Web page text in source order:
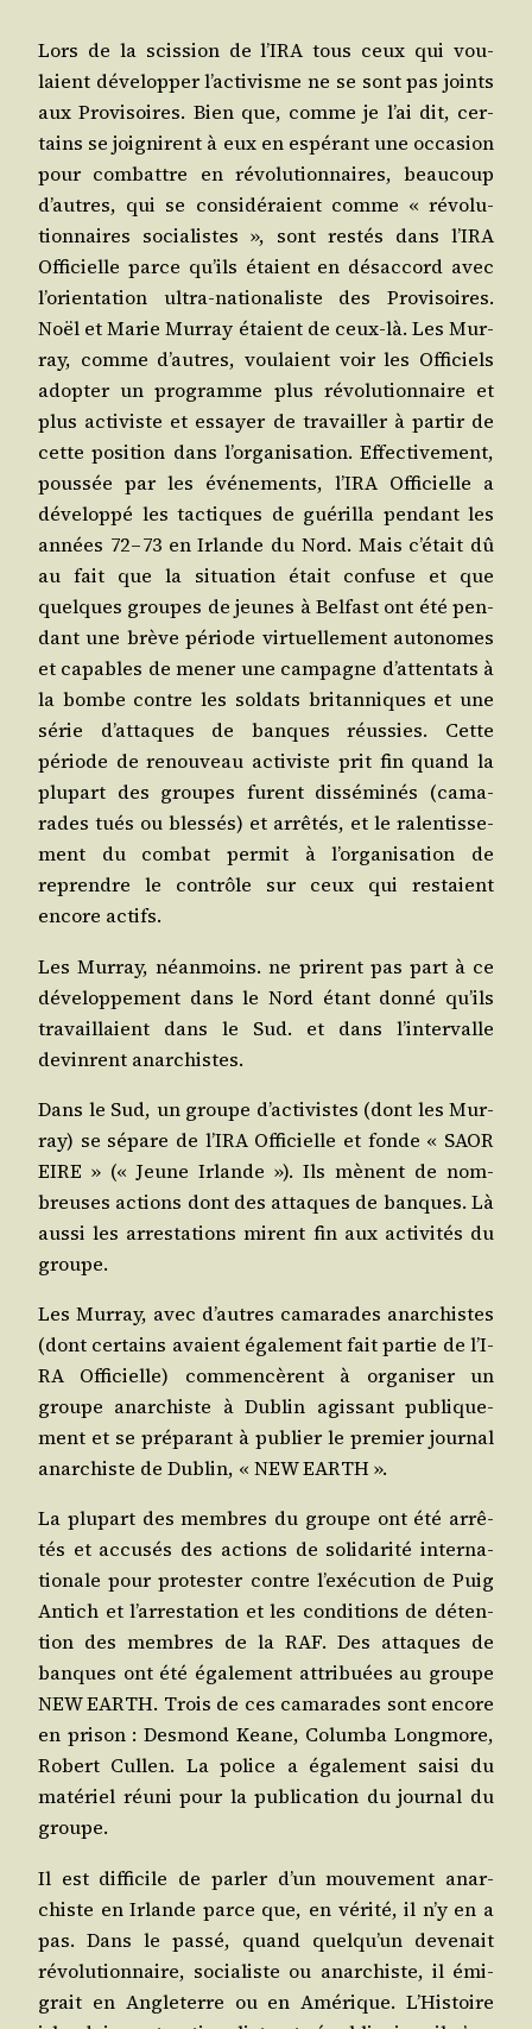
Lors de la scis­sion de l’I­RA tous ceux qui vou­
laient déve­lop­per l’ac­ti­visme ne se sont pas joints
aux Pro­vi­soires. Bien que, comme je l’ai dit, cer­
tains se joi­gnirent à eux en espé­rant une occa­sion
pour com­battre en révo­lu­tion­naires, beau­coup
d’autres, qui se consi­dé­raient comme « révo­lu­
tion­naires socia­listes », sont res­tés dans l’I­RA
Offi­cielle parce qu’ils étaient en désac­cord avec
l’o­rien­ta­tion ultra-natio­na­liste des Pro­vi­soires.
Noël et Marie Mur­ray étaient de ceux-là. Les Mur­
ray, comme d’autres, vou­laient voir les Offi­ciels
adop­ter un pro­gramme plus révo­lu­tion­naire et
plus acti­viste et essayer de tra­vailler à par­tir de
cette posi­tion dans l’or­ga­ni­sa­tion. Effec­ti­ve­ment,
pous­sée par les évé­ne­ments, l’I­RA Offi­cielle a
déve­lop­pé les tac­tiques de gué­rilla pen­dant les
années 72 – 73 en Irlande du Nord. Mais c’é­tait dû
au fait que la situa­tion était confuse et que
quelques groupes de jeunes à Bel­fast ont été pen­
dant une brève période vir­tuel­le­ment auto­nomes
et capables de mener une cam­pagne d’at­ten­tats à
la bombe contre les sol­dats bri­tan­niques et une
série d’at­taques de banques réus­sies. Cette
période de renou­veau acti­viste prit fin quand la
plu­part des groupes furent dis­sé­mi­nés (cama­
rades tués ou bles­sés) et arrê­tés, et le ralen­tis­se­
ment du com­bat per­mit à l’or­ga­ni­sa­tion de
reprendre le contrôle sur ceux qui res­taient
encore actifs.
Les Mur­ray, néan­moins. ne prirent pas part à ce
déve­lop­pe­ment dans le Nord étant don­né qu’ils
tra­vaillaient dans le Sud. et dans l’in­ter­valle
devinrent anarchistes.
Dans le Sud, un groupe d’ac­ti­vistes (dont les Mur­
ray) se sépare de l’I­RA Offi­cielle et fonde « SAOR
EIRE » (« Jeune Irlande »). Ils mènent de nom­
breuses actions dont des attaques de banques. Là
aus­si les arres­ta­tions mirent fin aux acti­vi­tés du
groupe.
Les Mur­ray, avec d’autres cama­rades anar­chistes
(dont cer­tains avaient éga­le­ment fait par­tie de l’I­
RA Offi­cielle) com­men­cèrent à orga­ni­ser un
groupe anar­chiste à Dublin agis­sant publi­que­
ment et se pré­pa­rant à publier le pre­mier jour­nal
anar­chiste de Dublin, « NEW EARTH ».
La plu­part des membres du groupe ont été arrê­
tés et accu­sés des actions de soli­da­ri­té inter­na­
tio­nale pour pro­tes­ter contre l’exé­cu­tion de Puig
Antich et l’ar­res­ta­tion et les condi­tions de déten­
tion des membres de la RAF. Des attaques de
banques ont été éga­le­ment attri­buées au groupe
NEW EARTH. Trois de ces cama­rades sont encore
en pri­son : Des­mond Keane, Colum­ba Long­more,
Robert Cullen. La police a éga­le­ment sai­si du
maté­riel réuni pour la publi­ca­tion du jour­nal du
groupe.
Il est dif­fi­cile de par­ler d’un mou­ve­ment anar­
chiste en Irlande parce que, en véri­té, il n’y en a
pas. Dans le pas­sé, quand quel­qu’un deve­nait
révo­lu­tion­naire, socia­liste ou anar­chiste, il émi­
grait en Angle­terre ou en Amé­rique. L’His­toire